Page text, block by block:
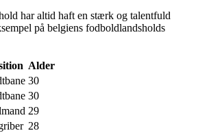
har altid haft en stærk og talentfuld
på belgiens fodboldlandsholds
Alder
30
30
29
28